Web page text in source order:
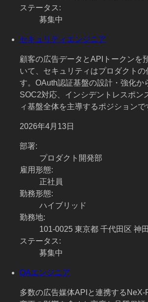
ステータス:
募集中
セキュリティエンジニア
顧客の広告データとAPIトークンを
いて、セキュリティはプロダクト
す。OAuth認証基盤の設計・強化か
SOC2対応、インシデントレスポン
ィ基盤全体を主導するポジションで
2026年4月13日
部署:
プロダクト開発部
雇用形態:
正社員
勤務形態:
ハイブリッド
勤務地:
101-0025 東京都 千代田区 神
ステータス:
募集中
QAエンジニア
多数の広告媒体APIと連携するNeX-